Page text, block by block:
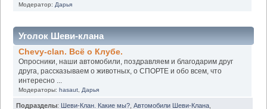
Модератор: Дарья
Уголок Шеви-клана
Chevy-clan. Всё о Клубе.
Опросники, наши автомобили, поздравляем и благодарим друг
друга, рассказываем о животных, о СПОРТЕ и обо всем, что
интересно ...
Модераторы: hasaut, Дарья
Подразделы: Шеви-Клан. Какие мы? Автомобили Шеви-Клана